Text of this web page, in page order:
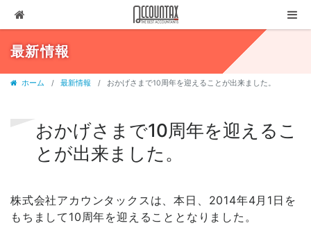
代表ブログ
企業情報
セミナー・講演
最新情報
ホーム 最新情報 おかげさまで10周年を迎えることが出来ました。
おかげさまで10周年を迎えるこ
とが出来ました。
株式会社アカウンタックスは、本日、2014年4月1日を
もちまして10周年を迎えることとなりました。